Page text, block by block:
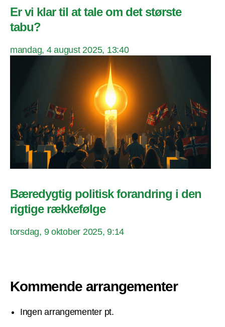
Er vi klar til at tale om det største
tabu?
mandag, 4 august 2025, 13:40
Bæredygtig politisk forandring i den
rigtige rækkefølge
torsdag, 9 oktober 2025, 9:14
Kommende arrangementer
Ingen arrangementer pt.